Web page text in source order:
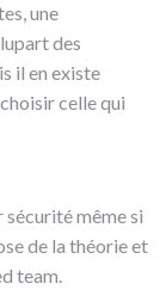
une
des
il en existe
celle qui
même si
de la théorie et
team.